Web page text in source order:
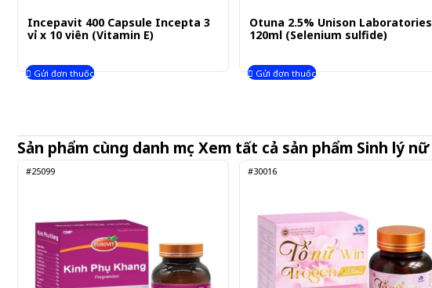
Incepavit 400 Capsule Incepta 3
vỉ x 10 viên (Vitamin E)
Gửi đơn thuốc
Otuna 2.5% Unison Laboratories
120ml (Selenium sulfide)
Gửi đơn thuốc
Sản phẩm cùng danh mục Xem tất cả sản phẩm Sinh lý nữ
#25099 #30016